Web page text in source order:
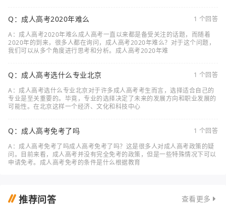
Q：成人高考2020年难么
1 个回答
A：成人高考2020年难么成人高考一直以来都是备受关注的话题，而随着
2020年的到来，很多人都在询问，成人高考2020年难么？对于这个问题，
我们可以从多个角度进行思考和分析。成人高考2020年难
Q：成人高考选什么专业北京
1 个回答
A：成人高考选什么专业北京对于许多成人高考考生而言，选择适合自己的
专业是至关重要的。毕竟，专业的选择决定了未来的发展方向和职业发展的
可能性。在北京这样一个经济、文化和科技中心
Q：成人高考免考了吗
1 个回答
A：成人高考免考了吗成人高考免考了吗？这是很多人对成人高考政策的疑
问。目前来看，成人高考并没有完全免考的政策，但是一些特殊情况下可以
申请免考。成人高考免考的条件是什么根据教育
推荐问答 查看更多